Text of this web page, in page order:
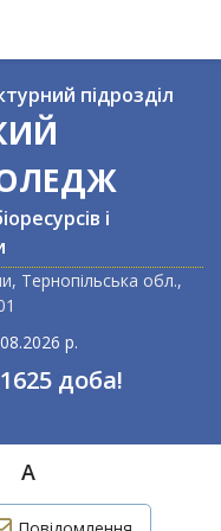
підрозділ
і
Тернопільська обл.,
р.
доба!
A